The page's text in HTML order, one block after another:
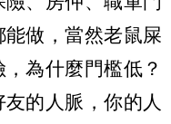
做，當然老鼠屎
為什麼門檻低？
的人脈，你的人